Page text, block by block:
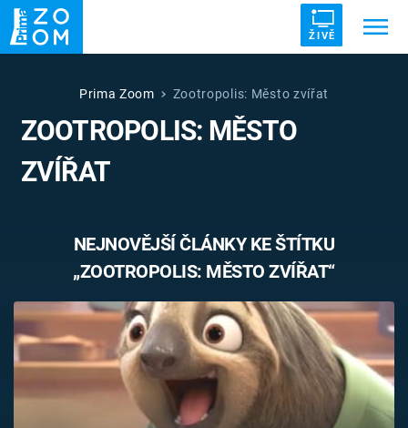
ŽIVĚ
ZRÁDCI DRUHÁ SVĚTOVÁ VÁLKA
ZÁHADY VETŘELCI DÁVNOVĚKU
Témata
Pořady
TV Program
Prima Zoom Zootropolis: Město zvířat
ZOOTROPOLIS: MĚSTO
ZVÍŘAT
NEJNOVĚJŠÍ ČLÁNKY KE ŠTÍTKU
„ZOOTROPOLIS: MĚSTO ZVÍŘAT“